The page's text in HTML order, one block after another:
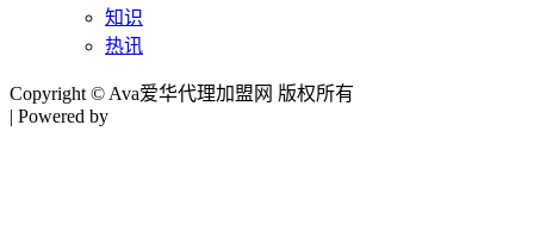
知识
热讯
Copyright © Ava爱华代理加盟网 版权所有
| Powered by